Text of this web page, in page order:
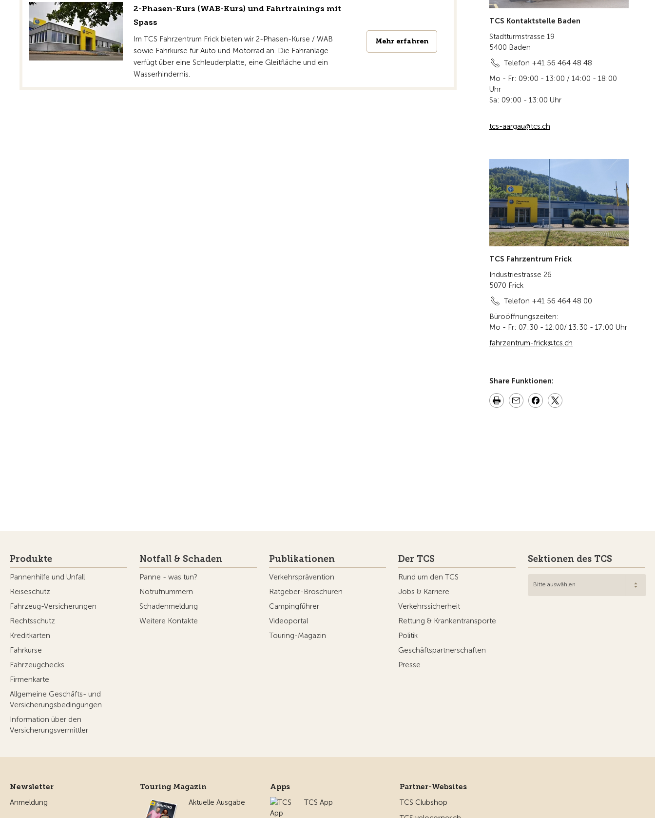
2-Phasen-Kurs (WAB-Kurs) und Fahrtrainings mit
Spass
Im TCS Fahrzentrum Frick bieten wir 2-Phasen-Kurse / WAB
sowie Fahrkurse für Auto und Motorrad an. Die Fahranlage
verfügt über eine Schleuderplatte, eine Gleitfläche und ein
Wasserhindernis.
Mehr erfahren
Mehr erfahren
TCS Kontaktstelle Baden
Stadtturmstrasse 19
5400 Baden
Telefon +41 56 464 48 48
Mo - Fr: 09:00 - 13:00 / 14:00 - 18:00
Uhr
Sa: 09:00 - 13:00 Uhr
tcs-aargau@tcs.ch
TCS Fahrzentrum Frick
Industriestrasse 26
5070 Frick
Telefon +41 56 464 48 00
Büroöffnungszeiten:
Mo - Fr: 07:30 - 12:00/ 13:30 - 17:00 Uhr
fahrzentrum-frick@tcs.ch
Share Funktionen:
Produkte
Pannenhilfe und Unfall
Reiseschutz
Fahrzeug-Versicherungen
Rechtsschutz
Kreditkarten
Fahrkurse
Fahrzeugchecks
Firmenkarte
Allgemeine Geschäfts- und
Versicherungsbedingungen
Information über den
Versicherungsvermittler
Notfall & Schaden
Panne - was tun?
Notrufnummern
Schadenmeldung
Weitere Kontakte
Publikationen
Verkehrsprävention
Ratgeber-Broschüren
Campingführer
Videoportal
Touring-Magazin
Der TCS
Rund um den TCS
Jobs & Karriere
Verkehrssicherheit
Rettung & Krankentransporte
Politik
Geschäftspartnerschaften
Presse
Sektionen des TCS
Bitte auswählen
Newsletter
Anmeldung
Touring Magazin
Aktuelle Ausgabe
Apps
TCS App
Partner-Websites
TCS Clubshop